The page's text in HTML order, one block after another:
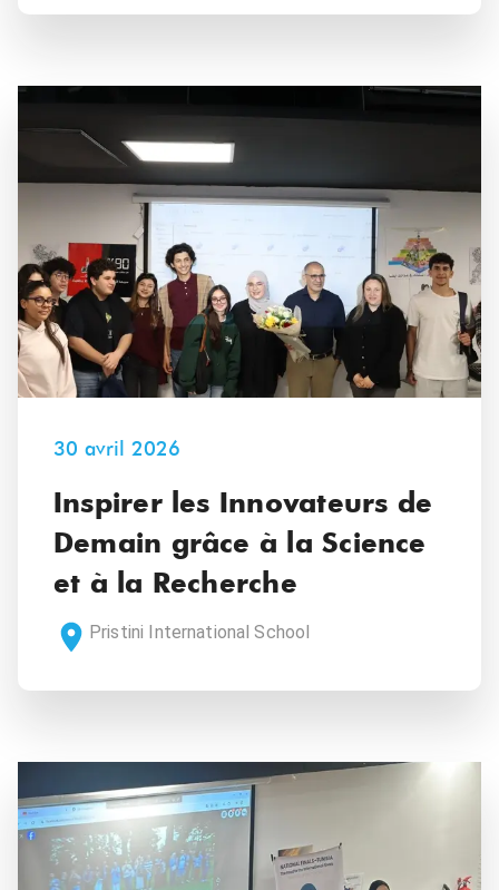
30 avril 2026
Inspirer les Innovateurs de
Demain grâce à la Science
et à la Recherche
Pristini International School